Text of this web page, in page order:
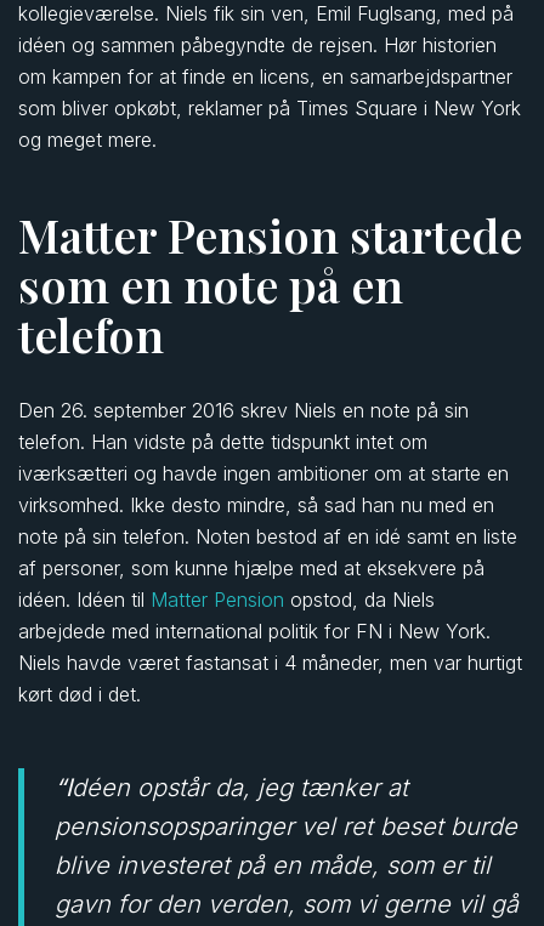
kollegieværelse. Niels fik sin ven, Emil Fuglsang, med på
idéen og sammen påbegyndte de rejsen. Hør historien
om kampen for at finde en licens, en samarbejdspartner
som bliver opkøbt, reklamer på Times Square i New York
og meget mere.
Matter Pension startede
som en note på en
telefon
Den 26. september 2016 skrev Niels en note på sin
telefon. Han vidste på dette tidspunkt intet om
iværksætteri og havde ingen ambitioner om at starte en
virksomhed. Ikke desto mindre, så sad han nu med en
note på sin telefon. Noten bestod af en idé samt en liste
af personer, som kunne hjælpe med at eksekvere på
idéen. Idéen til Matter Pension opstod, da Niels
arbejdede med international politik for FN i New York.
Niels havde været fastansat i 4 måneder, men var hurtigt
kørt død i det.
“Idéen opstår da, jeg tænker at
pensionsopsparinger vel ret beset burde
blive investeret på en måde, som er til
gavn for den verden, som vi gerne vil gå